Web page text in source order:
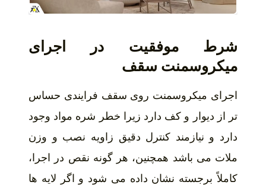
شرط موفقیت در اجرای
میکروسمنت سقف
اجرای میکروسمنت روی سقف فرایندی حساس
تر از دیوار و کف دارد زیرا خطر شره مواد وجود
دارد و نیازمند کنترل دقیق زاویه نصب و وزن
ملات می باشد همچنین، هر گونه نقص در اجرا،
کاملاً برجسته نشان داده می شود و اگر لایه ها